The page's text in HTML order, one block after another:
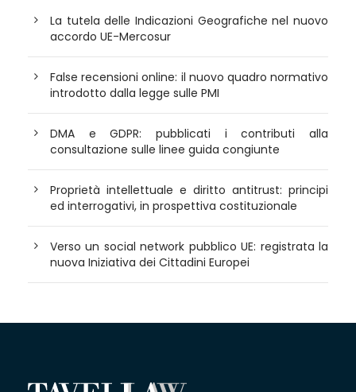
La tutela delle Indicazioni Geografiche nel nuovo
accordo UE-Mercosur
False recensioni online: il nuovo quadro normativo
introdotto dalla legge sulle PMI
DMA e GDPR: pubblicati i contributi alla
consultazione sulle linee guida congiunte
Proprietà intellettuale e diritto antitrust: principi
ed interrogativi, in prospettiva costituzionale
Verso un social network pubblico UE: registrata la
nuova Iniziativa dei Cittadini Europei